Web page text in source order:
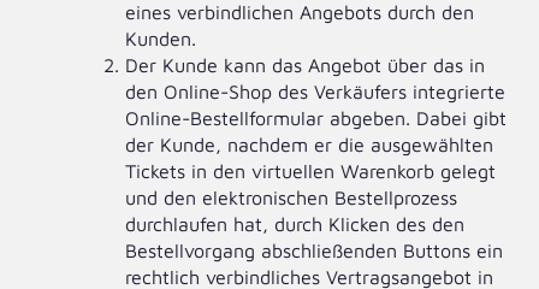
eines verbindlichen Angebots durch den
Kunden.
Der Kunde kann das Angebot über das in
den Online-Shop des Verkäufers integrierte
Online-Bestellformular abgeben. Dabei gibt
der Kunde, nachdem er die ausgewählten
Tickets in den virtuellen Warenkorb gelegt
und den elektronischen Bestellprozess
durchlaufen hat, durch Klicken des den
Bestellvorgang abschließenden Buttons ein
rechtlich verbindliches Vertragsangebot in